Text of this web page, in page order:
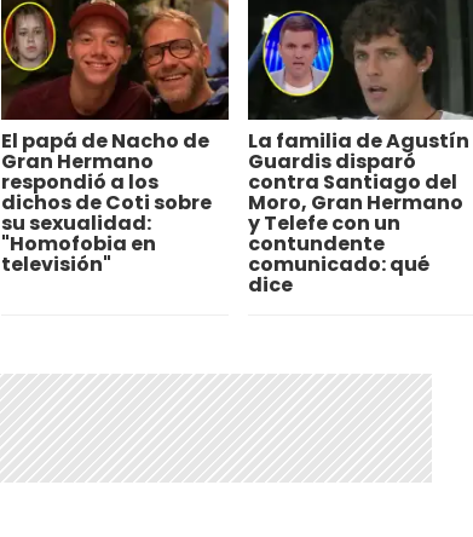
El papá de Nacho de
Gran Hermano
respondió a los
dichos de Coti sobre
su sexualidad:
"Homofobia en
televisión"
La familia de Agustín
Guardis disparó
contra Santiago del
Moro, Gran Hermano
y Telefe con un
contundente
comunicado: qué
dice